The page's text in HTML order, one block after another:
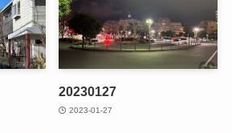
20230127
2023-01-27